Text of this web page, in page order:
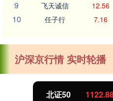
9 飞天诚信 12.56
10 任子行 7.16
沪深京行情 实时轮播
北证50 1122.88